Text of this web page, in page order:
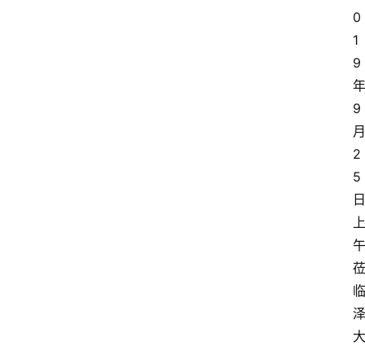
0
1
9
年
9
月
2
5
日
上
午
莅
临
泽
大